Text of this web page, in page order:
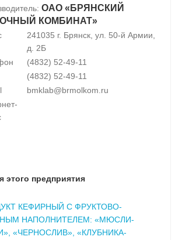
ОАО «БРЯНСКИЙ
КОМБИНАТ»
241035 г. Брянск, ул. 50-й Армии,
д. 2Б
(4832) 52-49-11
(4832) 52-49-11
bmklab@brmolkom.ru
этого предприятия
КЕФИРНЫЙ С ФРУКТОВО-
НАПОЛНИТЕЛЕМ: «МЮСЛИ-
«ЧЕРНОСЛИВ», «КЛУБНИКА-